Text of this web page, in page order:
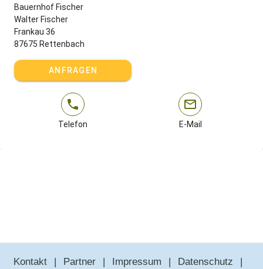
Bauernhof Fischer
Walter Fischer
Frankau 36
87675 Rettenbach
ANFRAGEN
Telefon E-Mail
Kontakt Partner Impressum Datenschutz